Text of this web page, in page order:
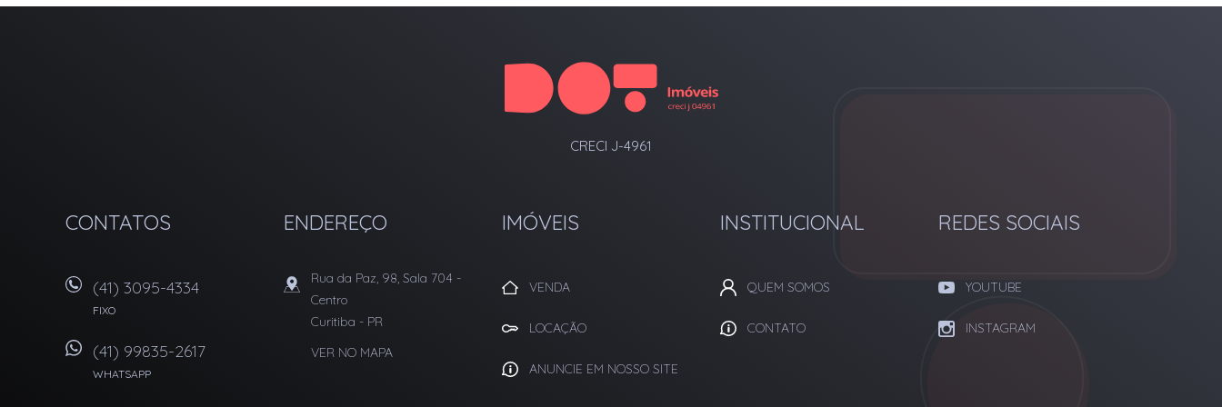
CRECI J-4961
CONTATOS
(41) 3095-4334
FIXO
(41) 99835-2617
WHATSAPP
ENDEREÇO
Rua da Paz, 98, Sala 704 -
Centro
Curitiba - PR
VER NO MAPA
IMÓVEIS
VENDA
LOCAÇÃO
ANUNCIE EM NOSSO SITE
INSTITUCIONAL
QUEM SOMOS
CONTATO
REDES SOCIAIS
YOUTUBE
INSTAGRAM